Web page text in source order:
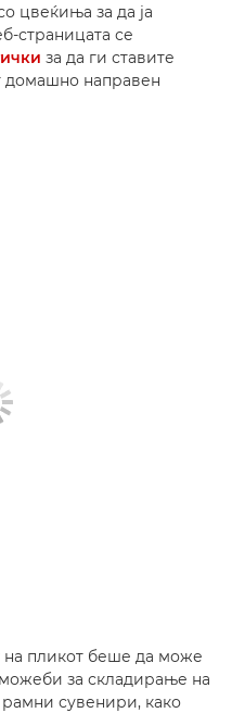
цвеќиња за да ја
страницата се
за да ги ставите
домашно направен
на пликот беше да може
за складирање на
сувенири, како